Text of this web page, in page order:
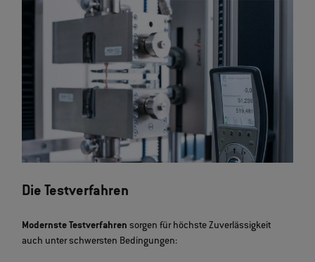
Die Testverfahren
Modernste Testverfahrensorgen für höchste Zuverlässigkeit
auch unter schwersten Bedingungen: